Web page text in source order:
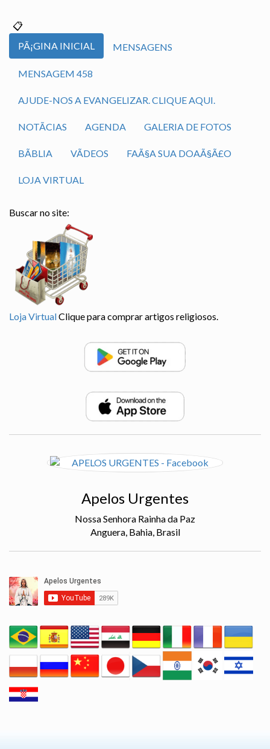
PÃ¡GINA INICIAL MENSAGENS
MENSAGEM 458
AJUDE-NOS A EVANGELIZAR. CLIQUE AQUI.
NOTÃ­CIAS AGENDA GALERIA DE FOTOS
BÃ­BLIA VÃ­DEOS FAÃ§A SUA DOAÃ§Ã£O
LOJA VIRTUAL
Buscar no site:
Loja VirtualClique para comprar artigos religiosos.
Apelos Urgentes
Nossa Senhora Rainha da Paz
Anguera, Bahia, Brasil